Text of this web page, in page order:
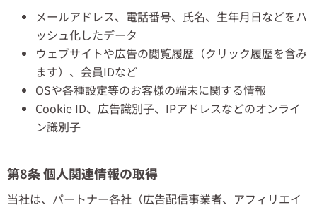
メールアドレス、電話番号、氏名、生年月日などをハ
ッシュ化したデータ
ウェブサイトや広告の閲覧履歴（クリック履歴を含み
ます）、会員IDなど
OSや各種設定等のお客様の端末に関する情報
Cookie ID、広告識別子、IPアドレスなどのオンライ
ン識別子
第8条 個人関連情報の取得
当社は、パートナー各社（広告配信事業者、アフィリエイ